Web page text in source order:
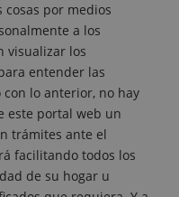
por medios
a los
visualizar los
entender las
lo anterior, no hay
este portal web un
trámites ante el
facilitando todos los
de su hogar u